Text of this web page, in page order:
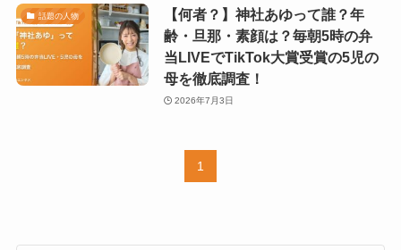
話題の人物
【何者？】神社あゆって誰？年
齢・旦那・素顔は？毎朝5時の弁
当LIVEでTikTok大賞受賞の5児の
母を徹底調査！
2026年7月3日
1